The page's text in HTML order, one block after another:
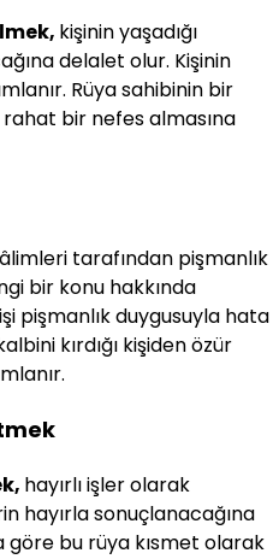
kişinin yaşadığı
delalet olur. Kişinin
Rüya sahibinin bir
bir nefes almasına
tarafından pişmanlık
bir konu hakkında
pişmanlık duygusuyla hata
kırdığı kişiden özür
hayırlı işler olarak
hayırla sonuçlanacağına
göre bu rüya kısmet olarak